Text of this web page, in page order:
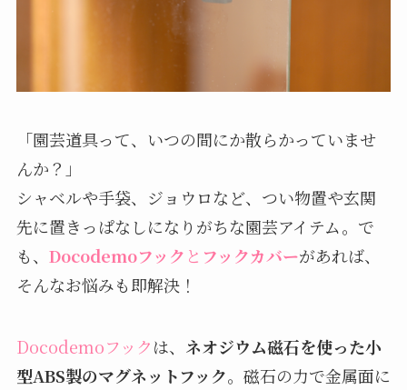
「園芸道具って、いつの間にか散らかっていませ
んか？」
シャベルや手袋、ジョウロなど、つい物置や玄関
先に置きっぱなしになりがちな園芸アイテム。で
も、 Docodemoフック と フックカバーがあれば、
そんなお悩みも即解決！
Docodemoフックは、 ネオジウム磁石を使った小
型ABS製のマグネットフック。磁石の力で金属面に